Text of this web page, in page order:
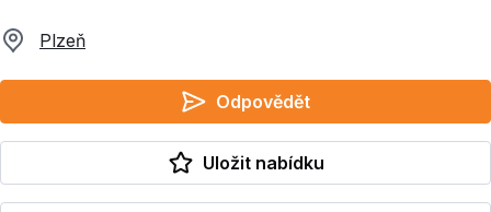
Plzeň
Odpovědět
Uložit nabídku